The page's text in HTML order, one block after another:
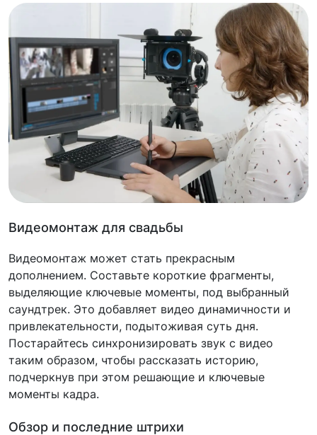
Видеомонтаж для свадьбы
Видеомонтаж может стать прекрасным
дополнением. Составьте короткие фрагменты,
выделяющие ключевые моменты, под выбранный
саундтрек. Это добавляет видео динамичности и
привлекательности, подытоживая суть дня.
Постарайтесь синхронизировать звук с видео
таким образом, чтобы рассказать историю,
подчеркнув при этом решающие и ключевые
моменты кадра.
Обзор и последние штрихи